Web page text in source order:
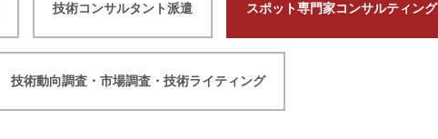
技術コンサルタント派遣 スポット専門家コンサルティング
技術動向調査・市場調査・技術ライティング